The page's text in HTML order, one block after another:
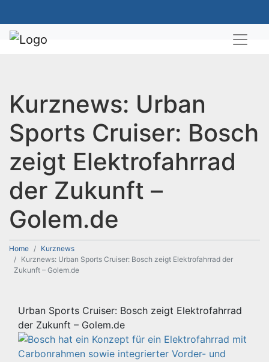
Kurznews: Urban
Sports Cruiser: Bosch
zeigt Elektrofahrrad
der Zukunft –
Golem.de
Home
Kurznews
Kurznews: Urban Sports Cruiser: Bosch zeigt Elektrofahrrad der
Zukunft – Golem.de
Urban Sports Cruiser: Bosch zeigt Elektrofahrrad
der Zukunft – Golem.de